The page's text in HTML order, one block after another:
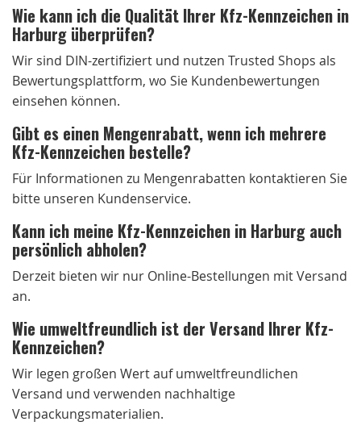
Wie kann ich die Qualität Ihrer Kfz-Kennzeichen in
Harburg überprüfen?
Wir sind DIN-zertifiziert und nutzen Trusted Shops als
Bewertungsplattform, wo Sie Kundenbewertungen
einsehen können.
Gibt es einen Mengenrabatt, wenn ich mehrere
Kfz-Kennzeichen bestelle?
Für Informationen zu Mengenrabatten kontaktieren Sie
bitte unseren Kundenservice.
Kann ich meine Kfz-Kennzeichen in Harburg auch
persönlich abholen?
Derzeit bieten wir nur Online-Bestellungen mit Versand
an.
Wie umweltfreundlich ist der Versand Ihrer Kfz-
Kennzeichen?
Wir legen großen Wert auf umweltfreundlichen
Versand und verwenden nachhaltige
Verpackungsmaterialien.